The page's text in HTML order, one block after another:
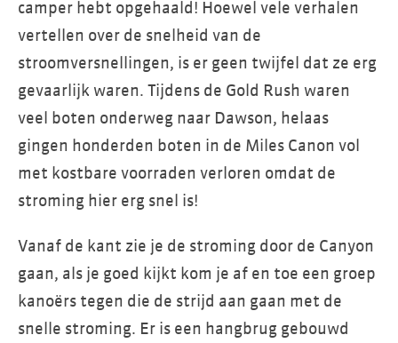
camper hebt opgehaald! Hoewel vele verhalen
vertellen over de snelheid van de
stroomversnellingen, is er geen twijfel dat ze erg
gevaarlijk waren. Tijdens de Gold Rush waren
veel boten onderweg naar Dawson, helaas
gingen honderden boten in de Miles Canon vol
met kostbare voorraden verloren omdat de
stroming hier erg snel is!
Vanaf de kant zie je de stroming door de Canyon
gaan, als je goed kijkt kom je af en toe een groep
kanoërs tegen die de strijd aan gaan met de
snelle stroming. Er is een hangbrug gebouwd